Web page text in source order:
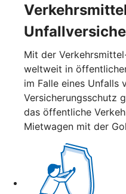
Mit der
weltweit in
im Falle eines Unfalls
Versicherungsschutz
das öffentliche
Mietwagen mit der